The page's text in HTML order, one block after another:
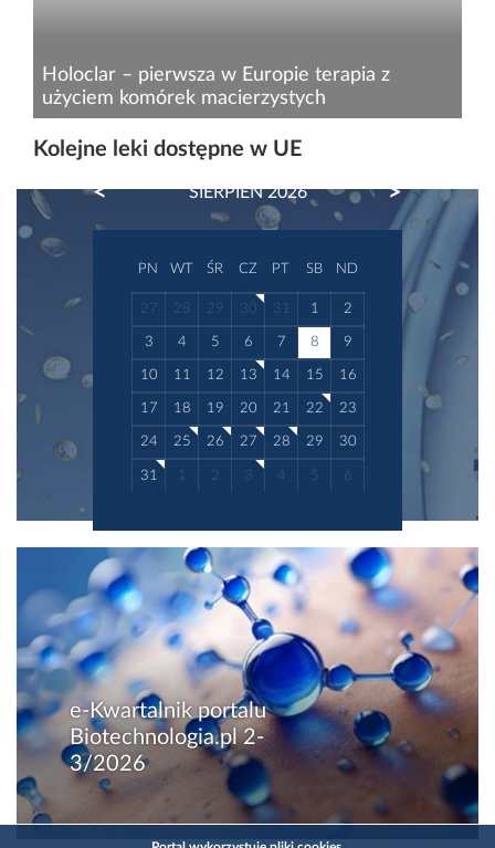
Holoclar – pierwsza w Europie terapia z
użyciem komórek macierzystych
Komisja Europejska autoryzowała 17 lutego
2015 r. sprzedaż bezprecedensowego preparatu
w krajach członkowskich. Substancją aktywną
Holoclaru są własne komórki macierzyste
pobrane od pacjenta. Jest to...
Kolejne leki dostępne w UE
SIERPIEŃ 2026
PREVIOUS NEXT
PN WT ŚR CZ PT SB ND
27 28 29 30 31 1 2
3 4 5 6 7 8 9
10 11 12 13 14 15 16
17 18 19 20 21 22 23
24 25 26 27 28 29 30
31 1 2 3 4 5 6
e-Kwartalnik portalu
Biotechnologia.pl 2-
3/2026